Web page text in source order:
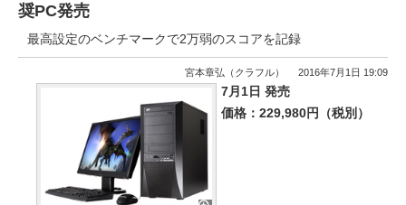
奨PC発売
最高設定のベンチマークで2万弱のスコアを記録
宮本章弘（クラフル） 2016年7月1日 19:09
7月1日 発売
価格：229,980円（税別）